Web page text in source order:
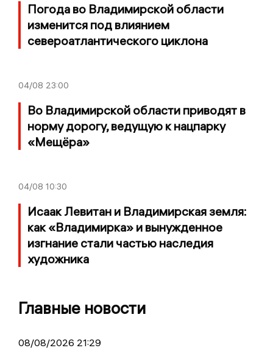
Погода во Владимирской области
изменится под влиянием
североатлантического циклона
04/08 23:00
Во Владимирской области приводят в
норму дорогу, ведущую к нацпарку
«Мещёра»
04/08 10:30
Исаак Левитан и Владимирская земля:
как «Владимирка» и вынужденное
изгнание стали частью наследия
художника
Главные новости
08/08/2026 21:29